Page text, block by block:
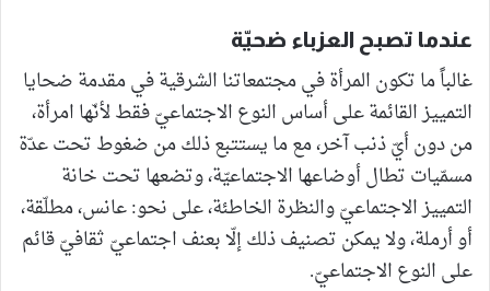
عندما تصبح العزباء ضحيّة
غالباً ما تكون المرأة في مجتمعاتنا الشرقية في مقدمة ضحايا
التمييز القائمة على أساس النوع الاجتماعيّ فقط لأنّها امرأة،
من دون أيّ ذنب آخر، مع ما يستتبع ذلك من ضغوط تحت عدّة
مسمّيات تطال أوضاعها الاجتماعيّة، وتضعها تحت خانة
التمييز الاجتماعيّ والنظرة الخاطئة، على نحو: عانس، مطلّقة،
أو أرملة، ولا يمكن تصنيف ذلك إلّا بعنف اجتماعيّ ثقافيّ قائم
على النوع الاجتماعيّ.